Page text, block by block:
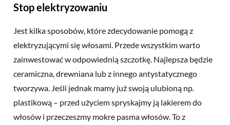
Stop elektryzowaniu
Jest kilka sposobów, które zdecydowanie pomogą z
elektryzującymi się włosami. Przede wszystkim warto
zainwestować w odpowiednią szczotkę. Najlepsza będzie
ceramiczna, drewniana lub z innego antystatycznego
tworzywa. Jeśli jednak mamy już swoją ulubioną np.
plastikową – przed użyciem spryskajmy ją lakierem do
włosów i przeczeszmy mokre pasma włosów. To z